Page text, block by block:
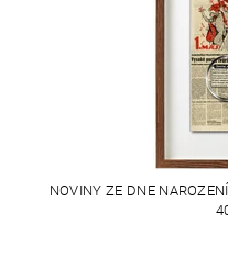
NOVINY ZE DNE